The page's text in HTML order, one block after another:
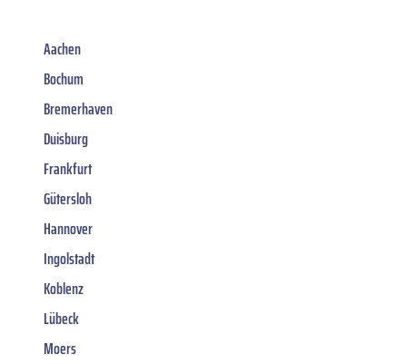
Aachen
Bochum
Bremerhaven
Duisburg
Frankfurt
Gütersloh
Hannover
Ingolstadt
Koblenz
Lübeck
Moers